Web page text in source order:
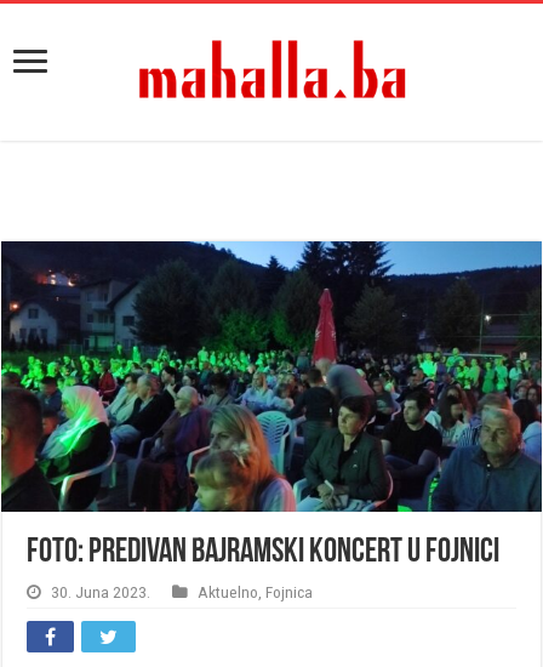
FOTO: Predivan Bajramski koncert u Fojnici
30. Juna 2023. Aktuelno Fojnica